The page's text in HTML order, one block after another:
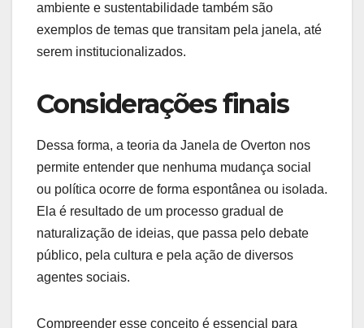
ambiente e sustentabilidade também são
exemplos de temas que transitam pela janela, até
serem institucionalizados.
Considerações finais
Dessa forma, a teoria da Janela de Overton nos
permite entender que nenhuma mudança social
ou política ocorre de forma espontânea ou isolada.
Ela é resultado de um processo gradual de
naturalização de ideias, que passa pelo debate
público, pela cultura e pela ação de diversos
agentes sociais.
Compreender esse conceito é essencial para